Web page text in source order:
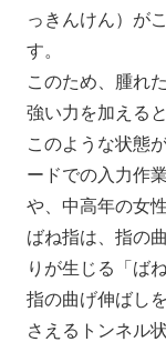
っきんけん）が
す。
このため、腫れ
強い力を加える
このような状態
ードでの入力作
や、中高年の女
ばね指は、指の
りが生じる「ば
指の曲げ伸ばし
さえるトンネル